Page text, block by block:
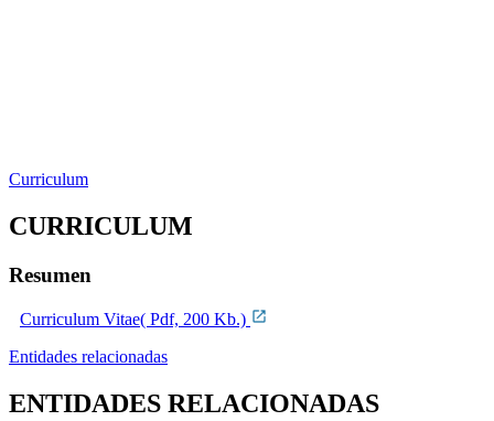
Curriculum
CURRICULUM
Resumen
Curriculum Vitae( Pdf, 200 Kb.)
Entidades relacionadas
ENTIDADES RELACIONADAS